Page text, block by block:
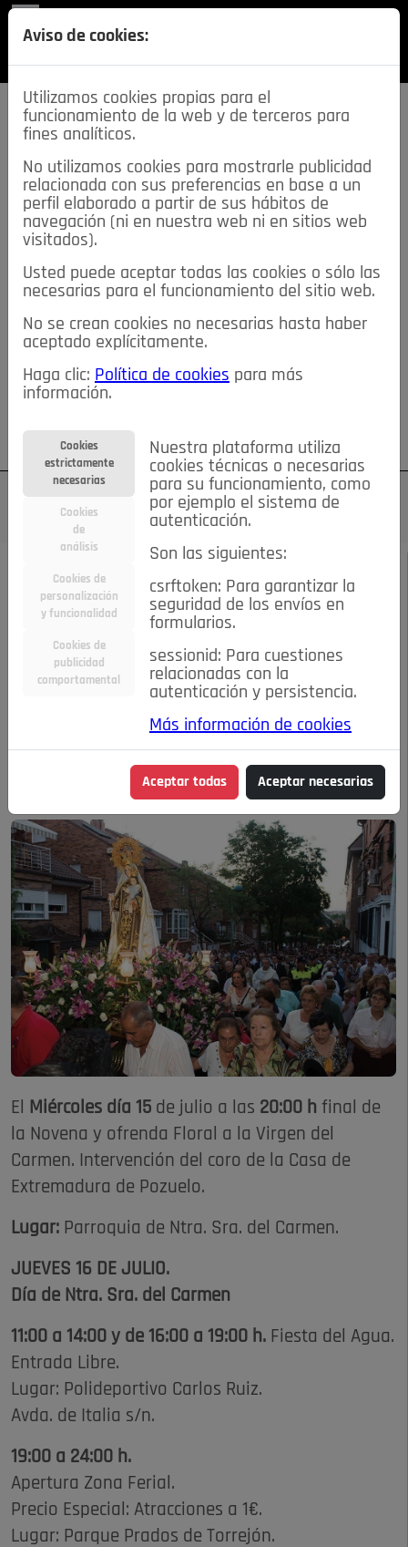
SECCIONES
descarga esta
REVISTA
≡NOTICIAS
NOTICIAS SERVICIOS DE INTERÉS
TABLÓN DE ANUNCIOS MIS ANUNCIOS CONTACTO
NOSOTROS
Su cuenta Regístrese ¿Olvidó su contraseña?
JULIO 2015 / FIESTAS
Programación
FIESTAS de Ntra. Sra.
del CARMEN 2015
El Miércoles día 15 de julio a las 20:00 h final de
la Novena y ofrenda Floral a la Virgen del
Carmen. Intervención del coro de la Casa de
Extremadura de Pozuelo.
Lugar: Parroquia de Ntra. Sra. del Carmen.
JUEVES 16 DE JULIO.
Día de Ntra. Sra. del Carmen
11:00 a 14:00 y de 16:00 a 19:00 h. Fiesta del Agua.
Entrada Libre.
Lugar: Polideportivo Carlos Ruiz.
Avda. de Italia s/n.
19:00 a 24:00 h.
Apertura Zona Ferial.
Precio Especial: Atracciones a 1€.
Lugar: Parque Prados de Torrejón.
Aviso de cookies:
Utilizamos cookies propias para el
funcionamiento de la web y de terceros para
fines analíticos.
No utilizamos cookies para mostrarle publicidad
relacionada con sus preferencias en base a un
perfil elaborado a partir de sus hábitos de
navegación (ni en nuestra web ni en sitios web
visitados).
Usted puede aceptar todas las cookies o sólo las
necesarias para el funcionamiento del sitio web.
No se crean cookies no necesarias hasta haber
aceptado explícitamente.
Haga clic: Política de cookies para más
información.
Cookies
estrictamente
necesarias
Cookies
de
análisis
Cookies de
personalización
y funcionalidad
Cookies de
publicidad
comportamental
Nuestra plataforma utiliza
cookies técnicas o necesarias
para su funcionamiento, como
por ejemplo el sistema de
autenticación.
Son las siguientes:
csrftoken: Para garantizar la
seguridad de los envíos en
formularios.
sessionid: Para cuestiones
relacionadas con la
autenticación y persistencia.
Más información de cookies
Aceptar todas Aceptar necesarias